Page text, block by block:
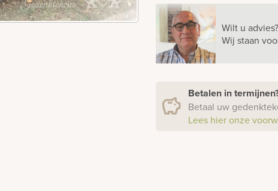
Wilt u advies?
Wij staan
Betalen in
Betaal uw
Lees hier onze